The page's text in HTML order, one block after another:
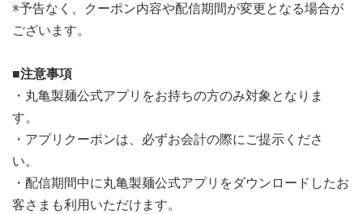
※予告なく、クーポン内容や配信期間が変更となる場合が
ございます。
■注意事項
・丸亀製麺公式アプリをお持ちの方のみ対象となりま
す。
・アプリクーポンは、必ずお会計の際にご提示くださ
い。
・配信期間中に丸亀製麺公式アプリをダウンロードしたお
客さまも利用いただけます。